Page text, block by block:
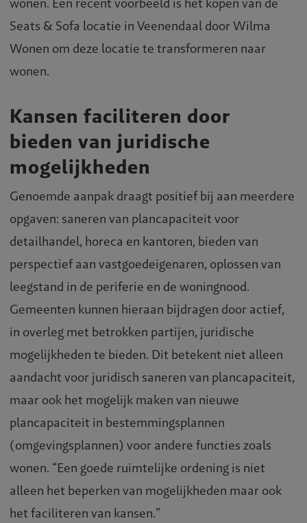
Seats & Sofa locatie in Veenendaal door Wilma
Wonen om deze locatie te transformeren naar
wonen.
Kansen faciliteren door
bieden van juridische
mogelijkheden
Genoemde aanpak draagt positief bij aan meerdere
opgaven: saneren van plancapaciteit voor
detailhandel, horeca en kantoren, bieden van
perspectief aan vastgoedeigenaren, oplossen van
leegstand in de periferie en de woningnood.
Gemeenten kunnen hieraan bijdragen door actief,
in overleg met betrokken partijen, juridische
mogelijkheden te bieden. Dit betekent niet alleen
aandacht voor juridisch saneren van plancapaciteit,
maar ook het mogelijk maken van nieuwe
plancapaciteit in bestemmingsplannen
(omgevingsplannen) voor andere functies zoals
wonen. “Een goede ruimtelijke ordening is niet
alleen het beperken van mogelijkheden maar ook
het faciliteren van kansen.”